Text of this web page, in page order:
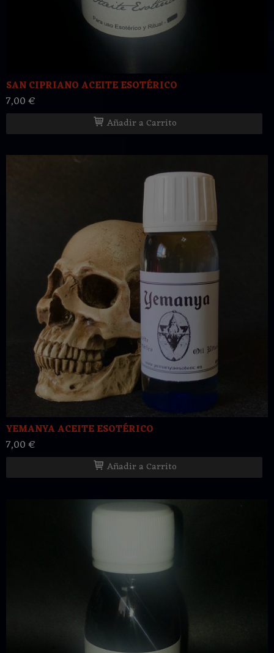
SAN CIPRIANO ACEITE ESOTÉRICO
7,00 €
Añadir a Carrito
YEMANYA ACEITE ESOTÉRICO
7,00 €
Añadir a Carrito